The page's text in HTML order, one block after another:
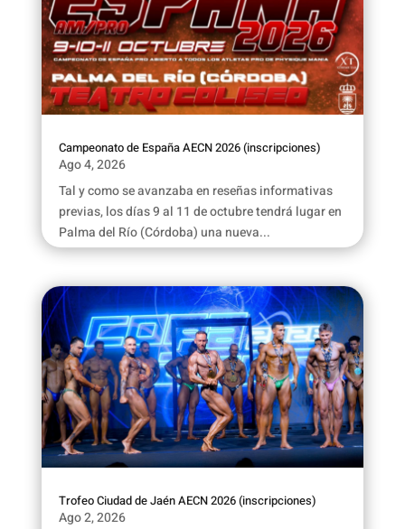
Campeonato de España AECN 2026 (inscripciones)
Ago 4, 2026
Tal y como se avanzaba en reseñas informativas
previas, los días 9 al 11 de octubre tendrá lugar en
Palma del Río (Córdoba) una nueva...
Trofeo Ciudad de Jaén AECN 2026 (inscripciones)
Ago 2, 2026